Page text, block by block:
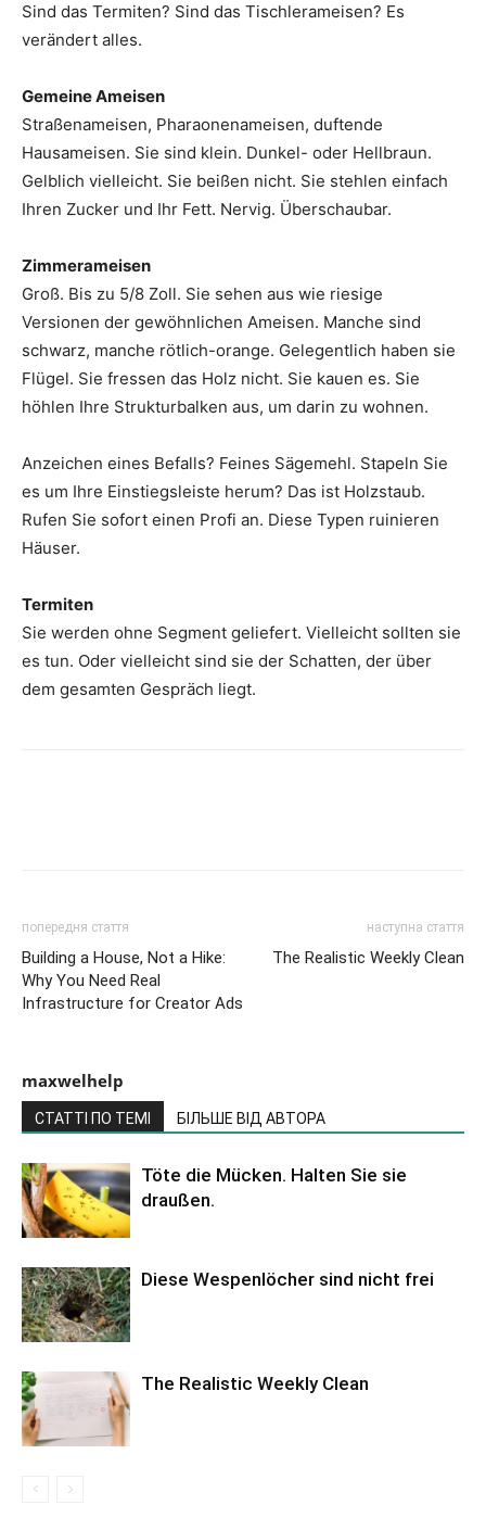
Sind das Termiten? Sind das Tischlerameisen? Es
verändert alles.
Gemeine Ameisen
Straßenameisen, Pharaonenameisen, duftende
Hausameisen. Sie sind klein. Dunkel- oder Hellbraun.
Gelblich vielleicht. Sie beißen nicht. Sie stehlen einfach
Ihren Zucker und Ihr Fett. Nervig. Überschaubar.
Zimmerameisen
Groß. Bis zu 5/8 Zoll. Sie sehen aus wie riesige
Versionen der gewöhnlichen Ameisen. Manche sind
schwarz, manche rötlich-orange. Gelegentlich haben sie
Flügel. Sie fressen das Holz nicht. Sie kauen es. Sie
höhlen Ihre Strukturbalken aus, um darin zu wohnen.
Anzeichen eines Befalls? Feines Sägemehl. Stapeln Sie
es um Ihre Einstiegsleiste herum? Das ist Holzstaub.
Rufen Sie sofort einen Profi an. Diese Typen ruinieren
Häuser.
Termiten
Sie werden ohne Segment geliefert. Vielleicht sollten sie
es tun. Oder vielleicht sind sie der Schatten, der über
dem gesamten Gespräch liegt.
попередня стаття
Building a House, Not a Hike:
Why You Need Real
Infrastructure for Creator Ads
наступна стаття
The Realistic Weekly Clean
maxwelhelp
СТАТТІ ПО ТЕМІ БІЛЬШЕ ВІД АВТОРА
Töte die Mücken. Halten Sie sie
draußen.
Diese Wespenlöcher sind nicht frei
The Realistic Weekly Clean